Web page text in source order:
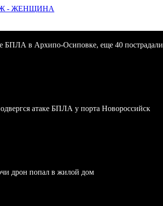
- ЖЕНЩИНА
БПЛА в Архипо-Осиповке, еще 40 пострадали
атаке БПЛА у порта Новороссийск
дрон попал в жилой дом